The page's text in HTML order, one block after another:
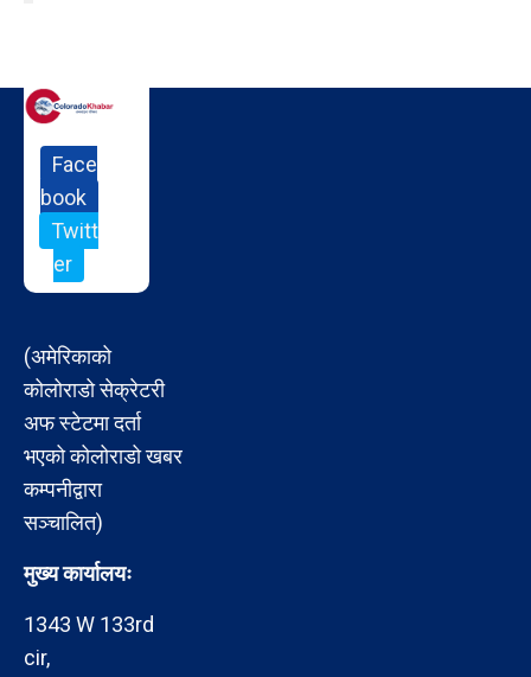
Face
book
Twitt
er
(अमेरिकाको
कोलोराडो सेक्रेटरी
अफ स्टेटमा दर्ता
भएको कोलोराडो खबर
कम्पनीद्वारा
सञ्चालित)
मुख्य कार्यालयः
1343 W 133rd
cir,